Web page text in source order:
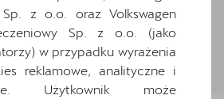
Skorzystaj z filtrów
z o.o. oraz Volkswagen
Sp. z o.o. (jako
w przypadku wyrażenia
reklamowe, analityczne i
Użytkownik może